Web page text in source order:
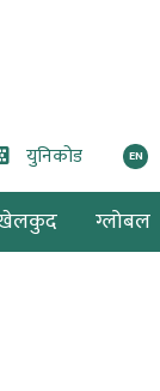
युनिकोड EN
ग्लोबल